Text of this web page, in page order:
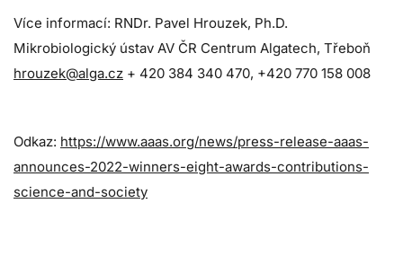
Více informací: RNDr. Pavel Hrouzek, Ph.D.
Mikrobiologický ústav AV ČR Centrum Algatech, Třeboň
hrouzek@alga.cz + 420 384 340 470, +420 770 158 008
Odkaz: https://www.aaas.org/news/press-release-aaas-
announces-2022-winners-eight-awards-contributions-
science-and-society